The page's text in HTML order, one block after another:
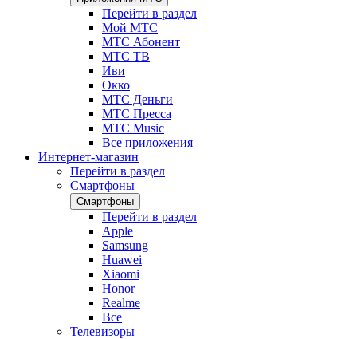
Перейти в раздел
Мой МТС
МТС Абонент
МТС ТВ
Иви
Окко
МТС Деньги
МТС Пресса
МТС Music
Все приложения
Интернет-магазин
Перейти в раздел
Смартфоны
Смартфоны
Перейти в раздел
Apple
Samsung
Huawei
Xiaomi
Honor
Realme
Все
Телевизоры